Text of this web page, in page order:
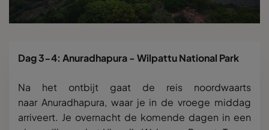
Dag 3-4: Anuradhapura - Wilpattu National Park
Na het ontbijt gaat de reis noordwaarts
naar Anuradhapura, waar je in de vroege middag
arriveert. Je overnacht de komende dagen in een